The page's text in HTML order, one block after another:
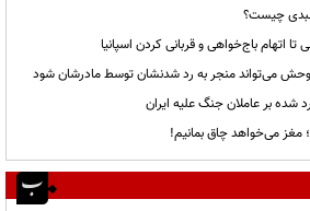
چیست؟
تا اتهام باج‌خواهی و قربانی کردن اسپانیا
می‌تواند منجر به رد شدنشان توسط مادرشان شود
شده بر عاملان جنگ علیه ایران
مغز می‌خواهد چاق بمانیم!